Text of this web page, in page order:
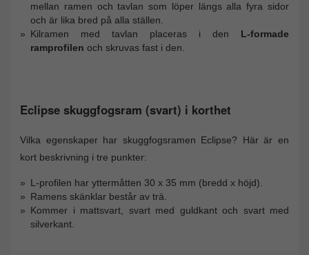
mellan ramen och tavlan som löper längs alla fyra sidor
och är lika bred på alla ställen.
Kilramen med tavlan placeras i den L-formade
ramprofilen och skruvas fast i den.
Eclipse skuggfogsram (svart) i korthet
Vilka egenskaper har skuggfogsramen Eclipse? Här är en
kort beskrivning i tre punkter:
L-profilen har yttermåtten 30 x 35 mm (bredd x höjd).
Ramens skänklar består av trä.
Kommer i mattsvart, svart med guldkant och svart med
silverkant.